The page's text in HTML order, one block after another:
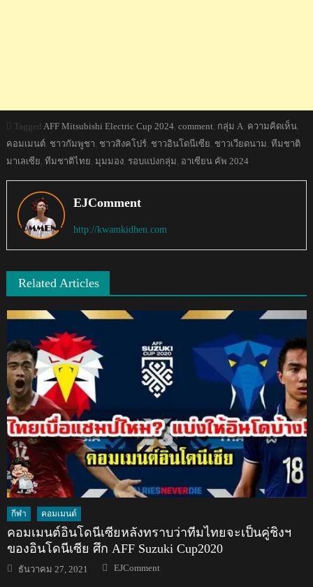
Tagged AFF Mitsubishi Electric Cup 2024, comment, กลุ่ม A, ความคิดเห็น,
คอมเมนต์, ชาวกัมพูชา, ชาวสิงคโปร์, ชาวอินโดนีเซีย, ชาวเวียดนาม, ทีมชาติ
มาเลเซีย, ทีมชาติไทย, มุมมอง, รอบแบ่งกลุ่ม, อาเซียน คัพ 2024
EJComment
http://kwamkidhen.com
Related Articles
กีฬา คอมเมนต์
คอมเมนต์อินโดนีเซียหลังทราบว่าทีมไทยจะเป็นคู่ชิงฯ
ของอินโดนีเซีย ศึก AFF Suzuki Cup2020
Posted
on
ธันวาคม 27, 2021 Author
EJComment